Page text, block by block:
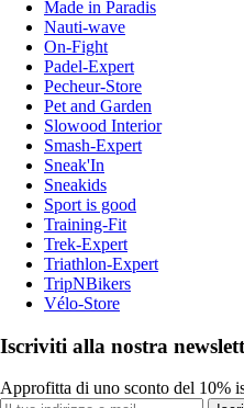
Made in Paradis
Nauti-wave
On-Fight
Padel-Expert
Pecheur-Store
Pet and Garden
Slowood Interior
Smash-Expert
Sneak'In
Sneakids
Sport is good
Training-Fit
Trek-Expert
Triathlon-Expert
TripNBikers
Vélo-Store
Iscriviti alla nostra
Approfitta di uno sconto del 10%